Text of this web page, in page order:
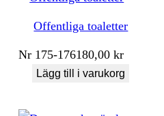
Offentliga toaletter
Nr 175-176180,00kr
Lägg till i varukorg